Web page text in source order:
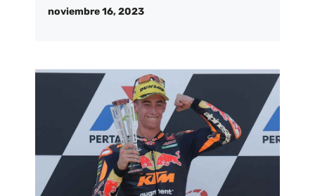
noviembre 16, 2023